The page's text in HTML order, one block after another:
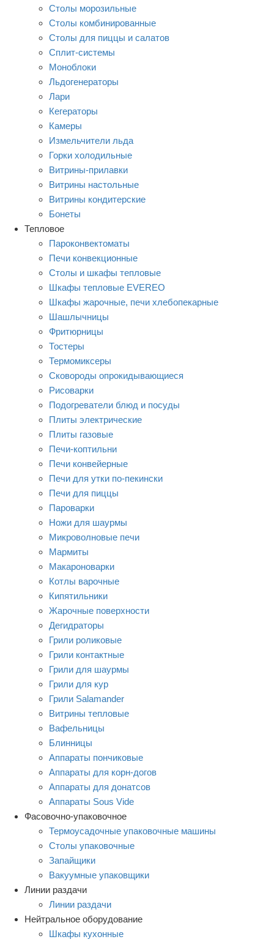
Столы морозильные
Столы комбинированные
Столы для пиццы и салатов
Сплит-системы
Моноблоки
Льдогенераторы
Лари
Кегераторы
Камеры
Измельчители льда
Горки холодильные
Витрины-прилавки
Витрины настольные
Витрины кондитерские
Бонеты
Тепловое
Пароконвектоматы
Печи конвекционные
Столы и шкафы тепловые
Шкафы тепловые EVEREO
Шкафы жарочные, печи хлебопекарные
Шашлычницы
Фритюрницы
Тостеры
Термомиксеры
Сковороды опрокидывающиеся
Рисоварки
Подогреватели блюд и посуды
Плиты электрические
Плиты газовые
Печи-коптильни
Печи конвейерные
Печи для утки по-пекински
Печи для пиццы
Пароварки
Ножи для шаурмы
Микроволновые печи
Мармиты
Макароноварки
Котлы варочные
Кипятильники
Жарочные поверхности
Дегидраторы
Грили роликовые
Грили контактные
Грили для шаурмы
Грили для кур
Грили Salamander
Витрины тепловые
Вафельницы
Блинницы
Аппараты пончиковые
Аппараты для корн-догов
Аппараты для донатсов
Аппараты Sous Vide
Фасовочно-упаковочное
Термоусадочные упаковочные машины
Столы упаковочные
Запайщики
Вакуумные упаковщики
Линии раздачи
Линии раздачи
Нейтральное оборудование
Шкафы кухонные